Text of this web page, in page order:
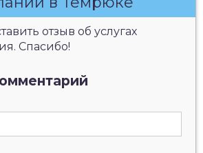
отзыв об услугах
Спасибо!